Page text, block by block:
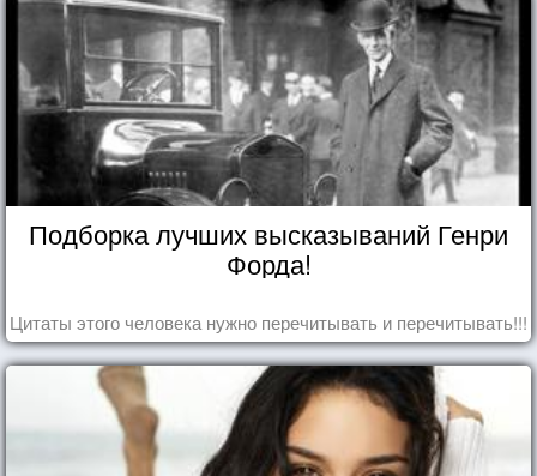
Подборка лучших высказываний Генри
Форда!
Цитаты этого человека нужно перечитывать и перечитывать!!!